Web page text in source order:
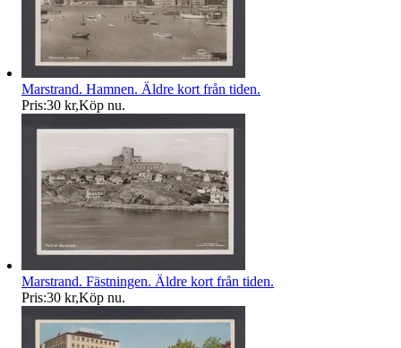
Marstrand. Hamnen. Äldre kort från tiden.
Pris:30 kr,Köp nu.
Marstrand. Fästningen. Äldre kort från tiden.
Pris:30 kr,Köp nu.